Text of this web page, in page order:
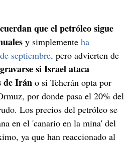
que el petróleo sigue
y simplemente ha
septiembre, pero advierten de
si Israel ataca
de Irán o si Teherán opta por
por donde pasa el 20% del
Los precios del petróleo se
en el 'canario en la mina' del
ya que han reaccionado al